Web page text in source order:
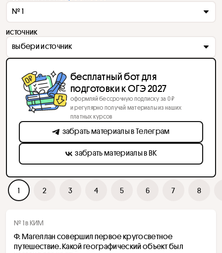
№ 1
источник
выбери источник
1 2 3 4 5 6 7 8
№ 1 в КИМ
Ф. Магеллан совершил первое кругосветное
путешествие. Какой географический объект был
бесплатный бот для
подготовки к ОГЭ 2027
оформляй бессрочную подписку за 0 ₽
и регулярно получай материалы из наших
платных курсов
забрать материалы в Телеграм
забрать материалы в ВК